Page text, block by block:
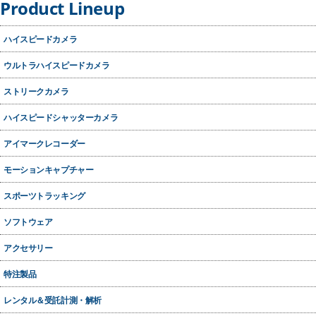
Product Lineup
ハイスピードカメラ
ウルトラハイスピードカメラ
ストリークカメラ
ハイスピードシャッターカメラ
アイマークレコーダー
モーションキャプチャー
スポーツトラッキング
ソフトウェア
アクセサリー
特注製品
レンタル＆受託計測・解析